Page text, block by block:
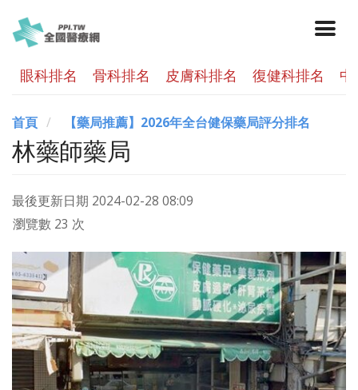
眼科排名 骨科排名 皮膚科排名 復健科排名
首頁 【藥局推薦】2026年全台健保藥局評分排名
林藥師藥局
最後更新日期 2024-02-28 08:09
瀏覽數 23 次